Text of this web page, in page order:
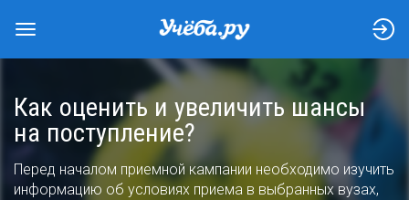
Как оценить и увеличить шансы
на поступление?
Перед началом приемной кампании необходимо изучить
информацию об условиях приема в выбранных вузах,